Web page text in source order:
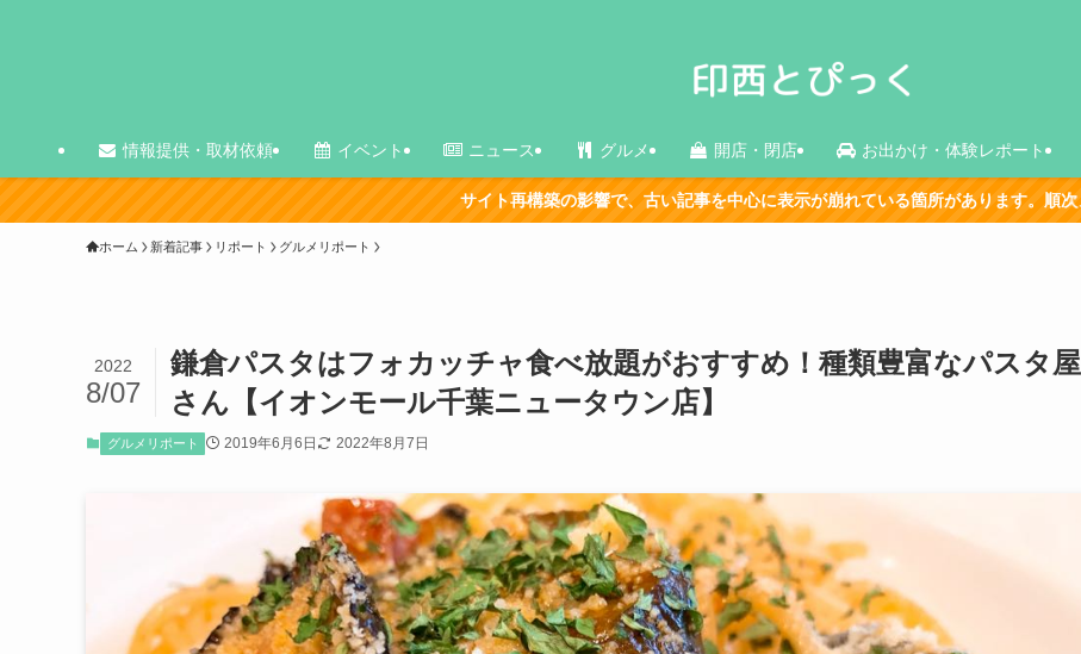
情報提供・取材依頼 イベント ニュース グルメ 開店・閉店 お出かけ・体験レポート
サイト再構築の影響で、古い記事を中心に表示が崩れている箇所があります。順次メンテナンス中です。
ホーム 新着記事 リポート グルメリポート
鎌倉パスタはフォカッチャ食べ放題がおすすめ！種類豊富なパスタ屋
さん【イオンモール千葉ニュータウン店】
2022
8/07
グルメリポート 2019年6月6日 2022年8月7日